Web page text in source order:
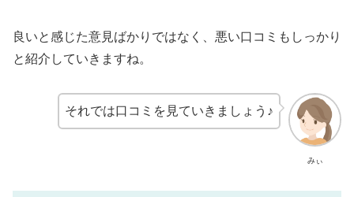
良いと感じた意見ばかりではなく、悪い口コミもしっかり
と紹介していきますね。
みぃ
それでは口コミを見ていきましょう♪